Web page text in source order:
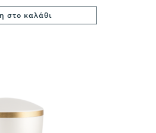
στο καλάθι